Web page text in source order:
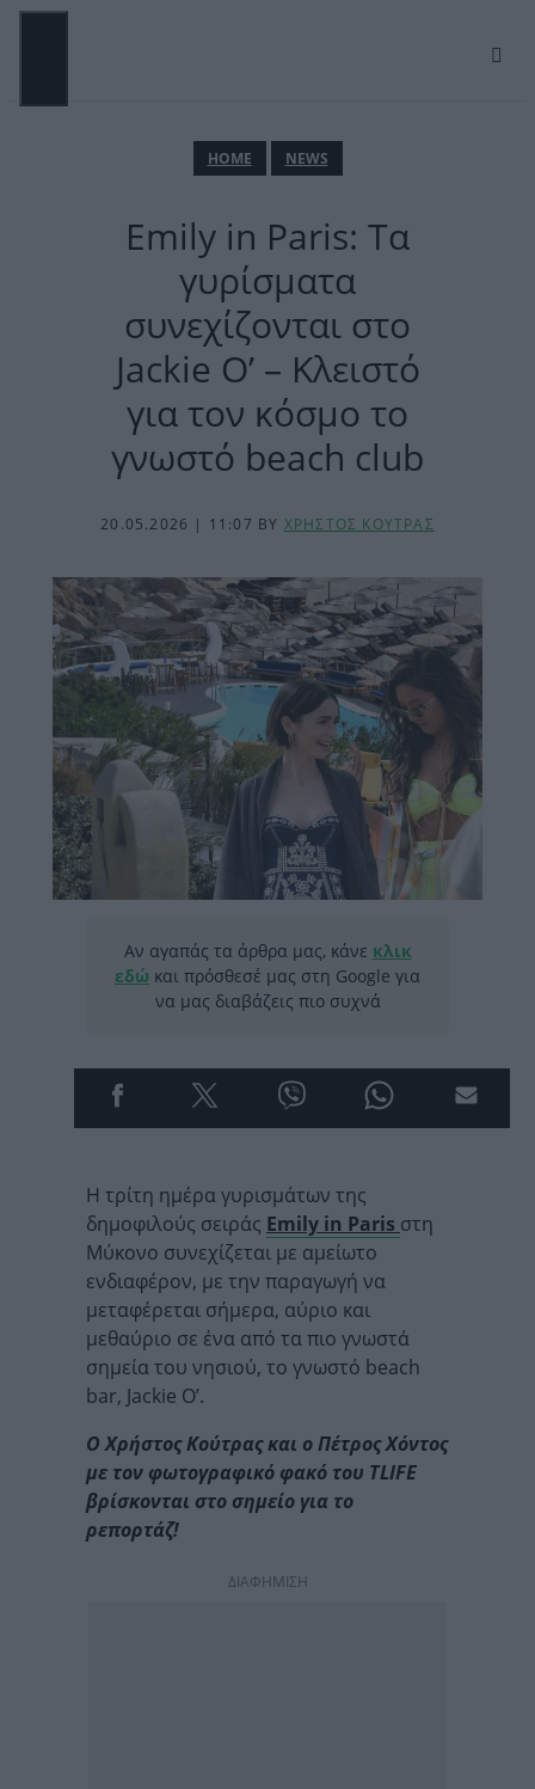
Μετάβαση
ΗΟΜΕ NEWS
Emily in Paris: Τα
γυρίσματα
συνεχίζονται στο
Jackie O’ – Κλειστό
για τον κόσμο το
γνωστό beach club
20.05.2026 | 11:07 BY ΧΡΗΣΤΟΣ ΚΟΥΤΡΑΣ
Αν αγαπάς τα άρθρα μας, κάνε κλικ
εδώ και πρόσθεσέ μας στη Google για
να μας διαβάζεις πιο συχνά
Η τρίτη ημέρα γυρισμάτων της
δημοφιλούς σειράς Emily in Paris στη
Μύκονο συνεχίζεται με αμείωτο
ενδιαφέρον, με την παραγωγή να
μεταφέρεται σήμερα, αύριο και
μεθαύριο σε ένα από τα πιο γνωστά
σημεία του νησιού, το γνωστό beach
bar, Jackie O’.
Ο Χρήστος Κούτρας και ο Πέτρος Χόντος
με τον φωτογραφικό φακό του TLIFE
βρίσκονται στο σημείο για το
ρεπορτάζ!
ΔΙΑΦΗΜΙΣΗ